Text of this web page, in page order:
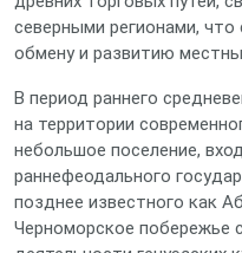
северными регионами,
обмену и развитию
В период раннего
на территории
небольшое поселение,
раннефеодального
позднее известного как
Черноморское побережье